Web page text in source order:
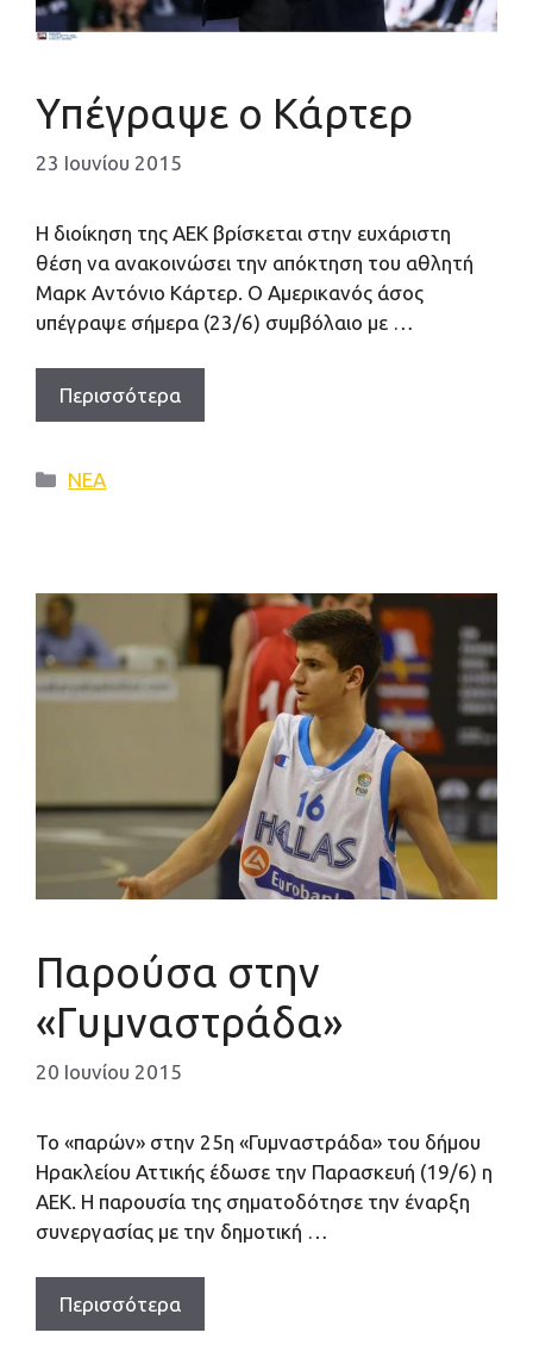
Υπέγραψε ο Κάρτερ
23 Ιουνίου 2015
H διοίκηση της ΑΕΚ βρίσκεται στην ευχάριστη
θέση να ανακοινώσει την απόκτηση του αθλητή
Μαρκ Αντόνιο Κάρτερ. Ο Αμερικανός άσος
υπέγραψε σήμερα (23/6) συμβόλαιο με …
Περισσότερα
Κατηγορίες
ΝΕΑ
Παρούσα στην
«Γυμναστράδα»
20 Ιουνίου 2015
Το «παρών» στην 25η «Γυμναστράδα» του δήμου
Ηρακλείου Αττικής έδωσε την Παρασκευή (19/6) η
ΑΕΚ. Η παρουσία της σηματοδότησε την έναρξη
συνεργασίας με την δημοτική …
Περισσότερα